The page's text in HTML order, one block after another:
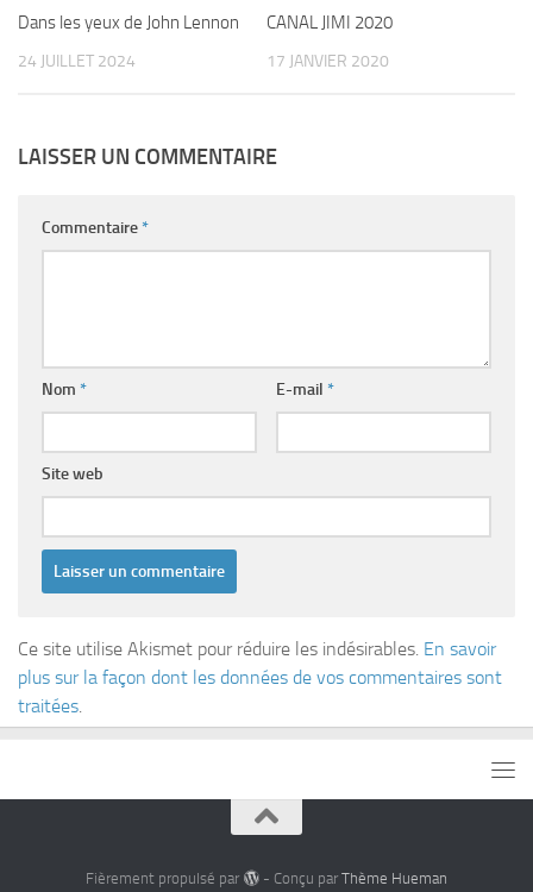
Dans les yeux de John Lennon
24 JUILLET 2024
CANAL JIMI 2020
17 JANVIER 2020
LAISSER UN COMMENTAIRE
Commentaire*
Nom * E-mail *
Site web
Ce site utilise Akismet pour réduire les indésirables. En savoir
plus sur la façon dont les données de vos commentaires sont
traitées
Fièrement propulsé par - Conçu par Thème Hueman